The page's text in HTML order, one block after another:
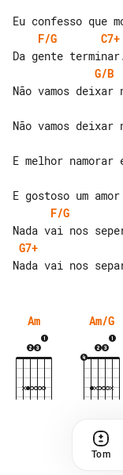
F/G
C7+
G/B
F/G
G7+
Am Am/G
Tom